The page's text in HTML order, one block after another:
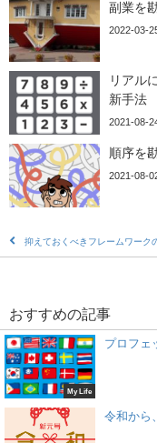
副業を
2022-03-
リアル
新手法
2021-08-
順序を
2021-08-
抑えておくべきフレームワー
おすすめの記事
My Life
プロフェ
令和から